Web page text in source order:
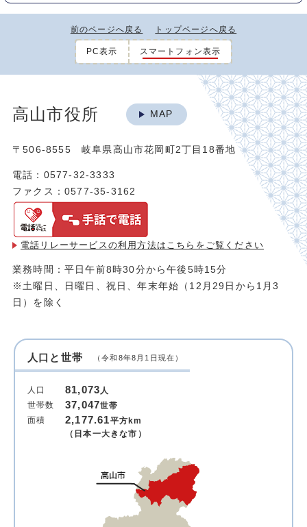
前のページへ戻る トップページへ戻る
PC表示 スマートフォン表示
高山市役所 MAP
〒506-8555 岐阜県高山市花岡町2丁目18番地
電話：0577-32-3333
ファクス：0577-35-3162
電話リレーサービスの利用方法は こちらをご覧ください
業務時間：平日午前8時30分から午後5時15分
※土曜日、日曜日、祝日、年末年始（12月29日から1月3
日）を除く
人口と世帯 （令和8年8月1日現在）
人口 81,073人
世帯数
37,047世帯
面積
2,177.61平方km
（日本一大きな市）